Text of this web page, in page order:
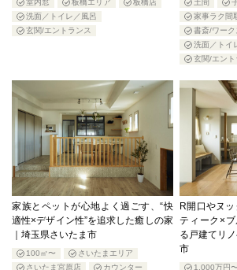
洗面／トイレ／風呂
玄関/エントランス
家事ラク間
書斎/ワーク
洗面／トイ
玄関/エント
家族とペットが心地よく過ごす、“快
適性×デザイン性”を追求した癒しの家
｜埼玉県さいたま市
100㎡〜
さいたまエリア
さいたま宮原店
カウンター
R開口やヌ
ティーク×
る戸建てリ
市
1,000万円